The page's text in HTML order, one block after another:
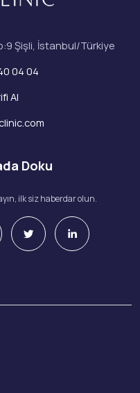
Şişli, İstanbul/Türkiye
04 04
Al
Doku
ilk siz haberdar olun.